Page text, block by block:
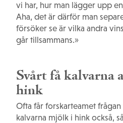
vi har, hur man lägger upp
Aha, det är därför man
försöker se är vilka andra
går tillsammans.»
Svårt få kalvarna
hink
Ofta får forskarteamet
kalvarna mjölk i hink också,